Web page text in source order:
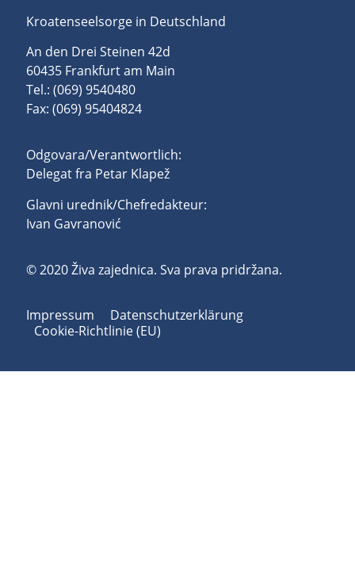
Kroatenseelsorge in Deutschland
An den Drei Steinen 42d
60435 Frankfurt am Main
Tel.: (069) 9540480
Fax: (069) 95404824
Odgovara/Verantwortlich:
Delegat fra Petar Klapež
Glavni urednik/Chefredakteur:
Ivan Gavranović
© 2020 Živa zajednica. Sva prava pridržana.
Impressum
Datenschutzerklärung
Cookie-Richtlinie (EU)